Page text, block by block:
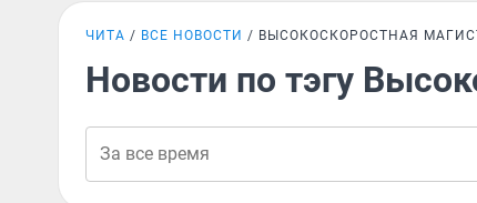
ЧИТА ВСЕ НОВОСТИ ВЫСОКОСКОРОСТНАЯ
Новости по тэгу